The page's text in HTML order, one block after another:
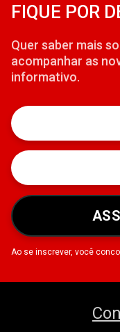
FIQUE POR
Quer saber mais
acompanhar as
informativo.
Ao se inscrever, você